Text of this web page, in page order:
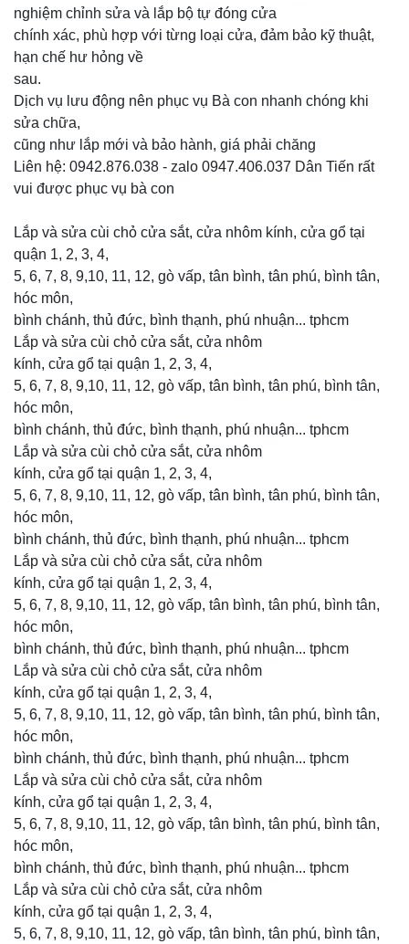
nghiệm chỉnh sửa và lắp bộ tự đóng cửa
chính xác, phù hợp với từng loại cửa, đảm bảo kỹ thuật,
hạn chế hư hỏng về
sau.
Dịch vụ lưu động nên phục vụ Bà con nhanh chóng khi
sửa chữa,
cũng như lắp mới và bảo hành, giá phải chăng
Liên hệ: 0942.876.038 - zalo 0947.406.037 Dân Tiến rất
vui được phục vụ bà con
Lắp và sửa cùi chỏ cửa sắt, cửa nhôm kính, cửa gổ tại
quận 1, 2, 3, 4,
5, 6, 7, 8, 9,10, 11, 12, gò vấp, tân bình, tân phú, bình tân,
hóc môn,
bình chánh, thủ đức, bình thạnh, phú nhuận... tphcm
Lắp và sửa cùi chỏ cửa sắt, cửa nhôm
kính, cửa gổ tại quận 1, 2, 3, 4,
5, 6, 7, 8, 9,10, 11, 12, gò vấp, tân bình, tân phú, bình tân,
hóc môn,
bình chánh, thủ đức, bình thạnh, phú nhuận... tphcm
Lắp và sửa cùi chỏ cửa sắt, cửa nhôm
kính, cửa gổ tại quận 1, 2, 3, 4,
5, 6, 7, 8, 9,10, 11, 12, gò vấp, tân bình, tân phú, bình tân,
hóc môn,
bình chánh, thủ đức, bình thạnh, phú nhuận... tphcm
Lắp và sửa cùi chỏ cửa sắt, cửa nhôm
kính, cửa gổ tại quận 1, 2, 3, 4,
5, 6, 7, 8, 9,10, 11, 12, gò vấp, tân bình, tân phú, bình tân,
hóc môn,
bình chánh, thủ đức, bình thạnh, phú nhuận... tphcm
Lắp và sửa cùi chỏ cửa sắt, cửa nhôm
kính, cửa gổ tại quận 1, 2, 3, 4,
5, 6, 7, 8, 9,10, 11, 12, gò vấp, tân bình, tân phú, bình tân,
hóc môn,
bình chánh, thủ đức, bình thạnh, phú nhuận... tphcm
Lắp và sửa cùi chỏ cửa sắt, cửa nhôm
kính, cửa gổ tại quận 1, 2, 3, 4,
5, 6, 7, 8, 9,10, 11, 12, gò vấp, tân bình, tân phú, bình tân,
hóc môn,
bình chánh, thủ đức, bình thạnh, phú nhuận... tphcm
Lắp và sửa cùi chỏ cửa sắt, cửa nhôm
kính, cửa gổ tại quận 1, 2, 3, 4,
5, 6, 7, 8, 9,10, 11, 12, gò vấp, tân bình, tân phú, bình tân,